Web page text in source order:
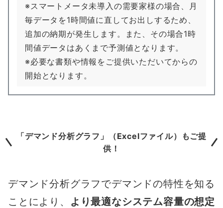
※スマートメータ未導入の需要家様の場合、月
毎データを1時間値に直してお出しするため、
追加の納期が発生します。また、その場合1時
間値データはあくまで予測値となります。
※必要な書類や情報をご提供いただいてからの
開始となります。
「デマンド分析グラフ」（Excelファイル）もご提
供！
デマンド分析グラフでデマンドの特性を知る
ことにより、 より最適なシステム容量の想定